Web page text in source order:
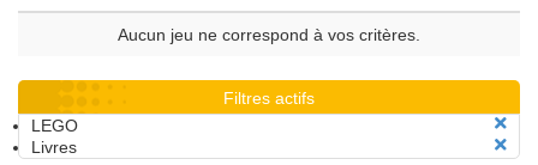
Aucun jeu ne correspond à vos critères.
Filtres actifs
LEGO
Livres